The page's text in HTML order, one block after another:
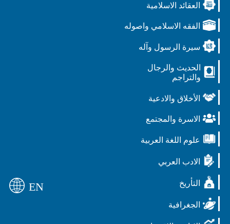
العقائد الاسلامية
الفقه الاسلامي واصوله
سيرة الرسول وآله
الحديث والرجال
والتراجم
الأخلاق والادعية
الاسرة والمجتمع
علوم اللغة العربية
الادب العربي
التأريخ
الجغرافية
EN